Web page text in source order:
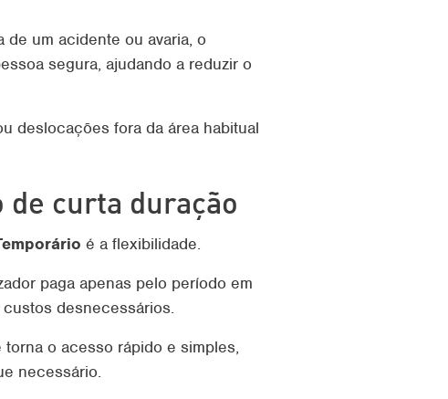
um acidente ou avaria, o
segura, ajudando a reduzir o
deslocações fora da área habitual
de curta duração
é a flexibilidade.
paga apenas pelo período em
desnecessários.
o acesso rápido e simples,
necessário.